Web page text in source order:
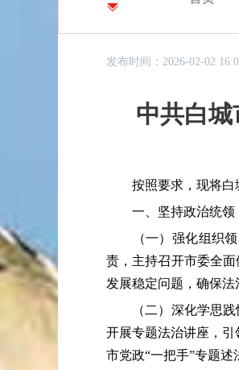
发布时间：2026-02-02
中共白
按照要求，现将白城
一、坚持政治统领
（一）强化组织领
责，主持召开市委全
发展稳定问题，确保法
（二）深化学思践悟
开展专题法治讲座，
市党政“一把手”专题述